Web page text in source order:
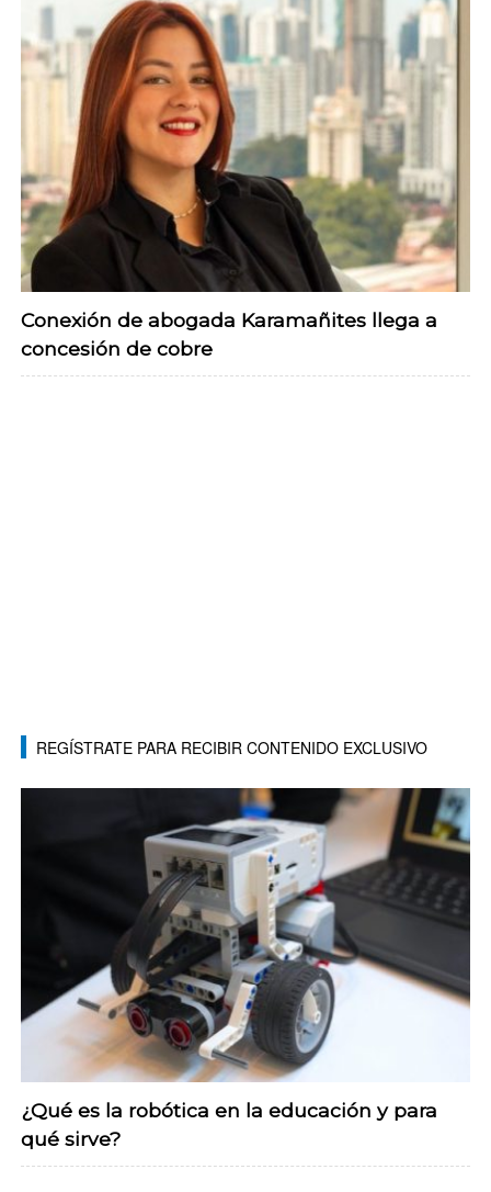
Conexión de abogada Karamañites llega a
concesión de cobre
REGÍSTRATE PARA RECIBIR CONTENIDO EXCLUSIVO
¿Qué es la robótica en la educación y para
qué sirve?